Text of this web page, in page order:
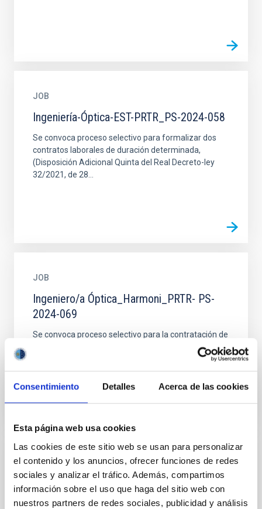
Consentimiento Detalles Acerca de las cookies
Esta página web usa cookies
Las cookies de este sitio web se usan para personalizar
el contenido y los anuncios, ofrecer funciones de redes
sociales y analizar el tráfico. Además, compartimos
información sobre el uso que haga del sitio web con
nuestros partners de redes sociales, publicidad y análisis
JOB
Ingeniería-Óptica-EST-PRTR_PS-2024-058
Se convoca proceso selectivo para formalizar dos
contratos laborales de duración determinada,
(Disposición Adicional Quinta del Real Decreto-ley
32/2021, de 28...
JOB
Ingeniero/a Óptica_Harmoni_PRTR- PS-
2024-069
Se convoca proceso selectivo para la contratación de
un/a Ingeniero/a, fuera de Convenio, en la modalidad
de contrato laboral de duración determinada y que...
JOB
One Postdoctoral Contract
Characterization of Amino Acids 2022 (PS-